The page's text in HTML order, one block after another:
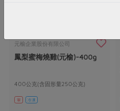
元榆企業股份有限公司
鳳梨蜜梅燒雞(元榆)-400g
400公克(含固形量250公克)
葷 冷凍